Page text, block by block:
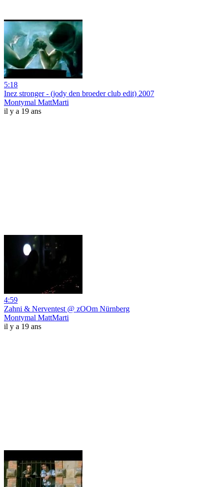
5:18
Inez stronger - (jody den broeder club edit) 2007
Montymal MattMarti
il y a 19 ans
4:59
Zahni & Nerventest @ zOOm Nürnberg
Montymal MattMarti
il y a 19 ans